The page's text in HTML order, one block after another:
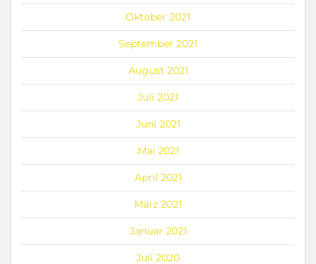
Oktober 2021
September 2021
August 2021
Juli 2021
Juni 2021
Mai 2021
April 2021
März 2021
Januar 2021
Juli 2020